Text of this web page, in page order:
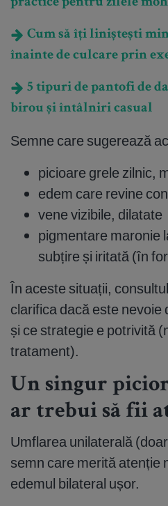
Cum să îți liniștești
înainte de culcare prin
5 tipuri de pantofi de
birou și întâlniri casual
Semne care sugerează
picioare grele zilnic,
edem care revine
vene vizibile, dilatate
pigmentare maronie
subțire și iritată (în
În aceste situații,
clarifica dacă este nevoie
și ce strategie e potrivită
tratament).
Un singur
ar trebui să fii
Umflarea unilaterală
semn care merită atenție
edemul bilateral ușor.